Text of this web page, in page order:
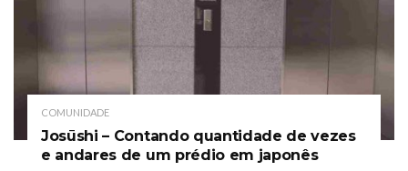
COMUNIDADE
Josūshi – Contando quantidade de vezes
e andares de um prédio em japonês